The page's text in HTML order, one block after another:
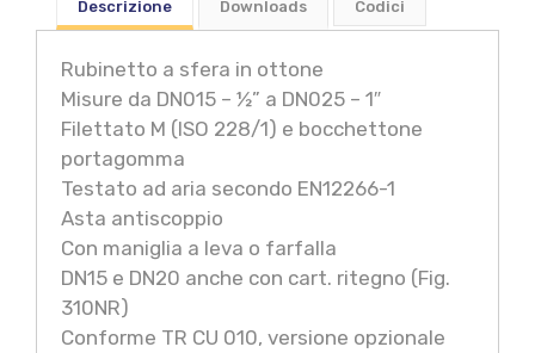
Descrizione Downloads Codici
Rubinetto a sfera in ottone
Misure da DN015 – ½” a DN025 – 1″
Filettato M (ISO 228/1) e bocchettone
portagomma
Testato ad aria secondo EN12266-1
Asta antiscoppio
Con maniglia a leva o farfalla
DN15 e DN20 anche con cart. ritegno (Fig.
310NR)
Conforme TR CU 010, versione opzionale